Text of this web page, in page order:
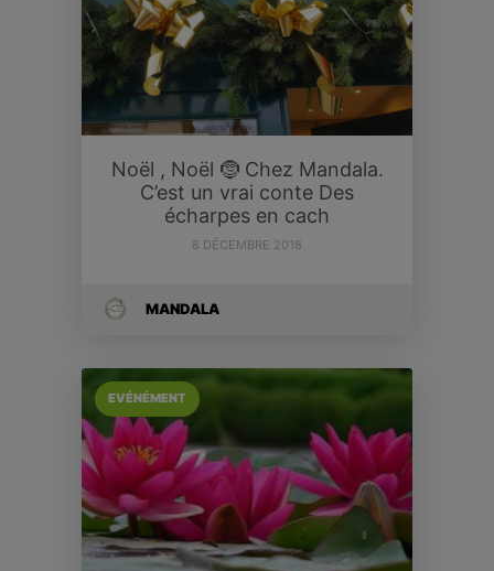
Noël , Noël 🤶 Chez Mandala.
C’est un vrai conte Des
écharpes en cach
8 DÉCEMBRE 2018
MANDALA
EVÉNÉMENT